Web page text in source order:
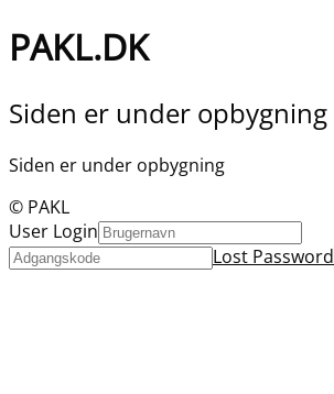
PAKL.DK
Siden er under opbygning
Siden er under opbygning
© PAKL
User Login
Lost Password